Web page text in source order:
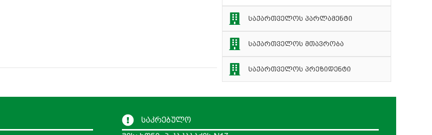
საქართველოს პარლამენტი
საქართველოს მთავრობა
საქართველოს პრეზიდენტი
საკრებულო